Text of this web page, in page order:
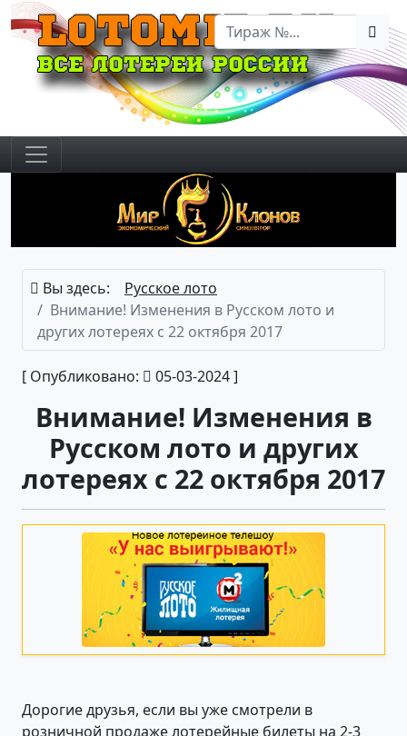
Вы здесь:
Русское лото
Внимание! Изменения в Русском лото и
других лотереях с 22 октября 2017
[ Опубликовано: 05-03-2024 ]
Внимание! Изменения в
Русском лото и других
лотереях с 22 октября 2017
Дорогие друзья, если вы уже смотрели в
розничной продаже лотерейные билеты на 2-3